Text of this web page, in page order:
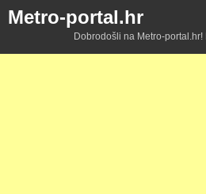
Metro-portal.hr
Dobrodošli na Metro-portal.hr!